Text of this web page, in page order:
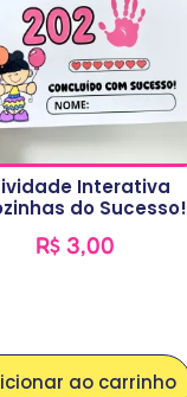
Interativa
do Sucesso!
R$ 3,00
ao carrinho